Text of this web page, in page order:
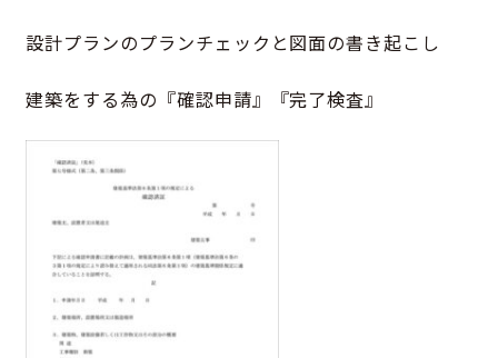
設計プランのプランチェックと図面の書き起こし
建築をする為の『確認申請』『完了検査』